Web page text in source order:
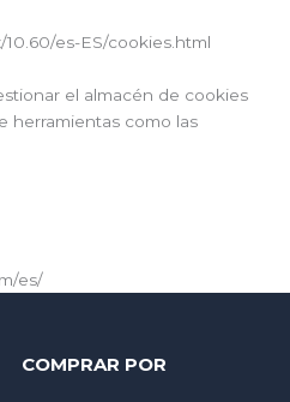
es-ES/cookies.html
el almacén de cookies
herramientas como las
es/
COMPRAR POR